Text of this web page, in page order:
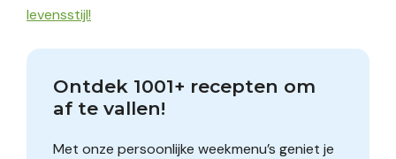
levensstijl!
Ontdek 1001+ recepten om
af te vallen!
Met onze persoonlijke weekmenu’s geniet je